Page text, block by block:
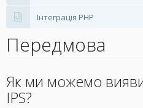
Інтеграція PHP
Передмова
Як ми можемо
IPS?